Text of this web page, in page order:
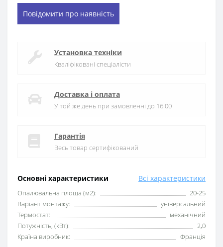
Основні характеристики Всі характеристики
Опалювальна площа (м2):
20-25
Варіант монтажу:
універсальний
Термостат:
механічний
Потужність, (кВт):
2,0
Країна виробник:
Франція
Повідомити про наявність
Установка техніки
Кваліфіковані спеціалісти
Доставка і оплата
У той же день при замовленні до 16:00
Гарантія
Весь товар сертифікований